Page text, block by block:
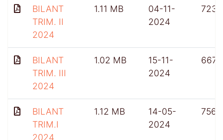
BILANT
TRIM. II
2024
1.11 MB
04-11-
2024
723
BILANT
TRIM. III
2024
1.02 MB
15-11-
2024
667
BILANT
TRIM.I
2024
1.12 MB
14-05-
2024
756